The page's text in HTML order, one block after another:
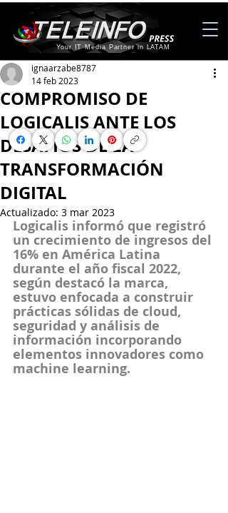
Your IT Media Partner in LATAM
COMPROMISO DE
LOGICALIS ANTE LOS
DESAFÍOS DE LA
TRANSFORMACIÓN
DIGITAL
ignaarzabe8787
14 feb 2023
Actualizado: 3 mar 2023
Logicalis informó que registró
un crecimiento de ingresos del
16% en América Latina
durante el año fiscal 2022,
según destacó la marca,
estuvo enfocada a construir
prácticas sólidas de cloud,
seguridad y análisis de
información incorporando
elementos innovadores como
machine learning.